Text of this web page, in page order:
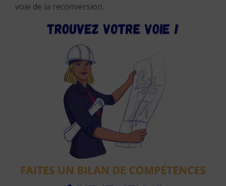
voie de la reconversion.